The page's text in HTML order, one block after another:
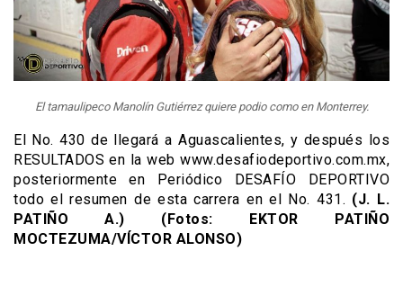
El tamaulipeco Manolín Gutiérrez quiere podio como en Monterrey.
El No. 430 de llegará a Aguascalientes, y después los
RESULTADOS en la web www.desafiodeportivo.com.mx,
posteriormente en Periódico DESAFÍO DEPORTIVO
todo el resumen de esta carrera en el No. 431. (J. L.
PATIÑO A.) (Fotos: EKTOR PATIÑO
MOCTEZUMA/VÍCTOR ALONSO)